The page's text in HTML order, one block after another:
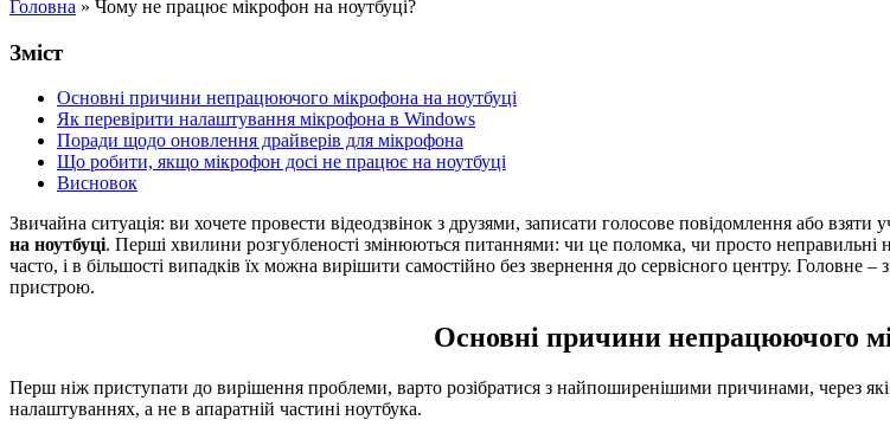
Головна » Чому не працює мікрофон на ноутбуці?
Зміст
Основні причини непрацюючого мікрофона на ноутбуці
Як перевірити налаштування мікрофона в Windows
Поради щодо оновлення драйверів для мікрофона
Що робити, якщо мікрофон досі не працює на ноутбуці
Висновок
Звичайна ситуація: ви хочете провести відеодзвінок з друзями, записати голосове повідомлення або взяти
на ноутбуці. Перші хвилини розгубленості змінюються питаннями: чи це поломка, чи просто
часто, і в більшості випадків їх можна вирішити самостійно без звернення до сервісного центру. Головне
пристрою.
Основні причини непрацюючого
Перш ніж приступати до вирішення проблеми, варто розібратися з найпоширенішими причинами, через
налаштуваннях, а не в апаратній частині ноутбука.